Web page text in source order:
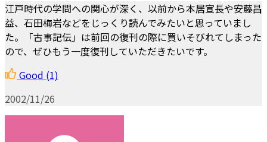
江戸時代の学問への関心が深く、以前から本居宣長や安藤昌
益、石田梅岩などをじっくり読んでみたいと思っていまし
た。「古事記伝」は前回の復刊の際に買いそびれてしまった
ので、ぜひもう一度復刊していただきたいです。
Good (1)
2002/11/26